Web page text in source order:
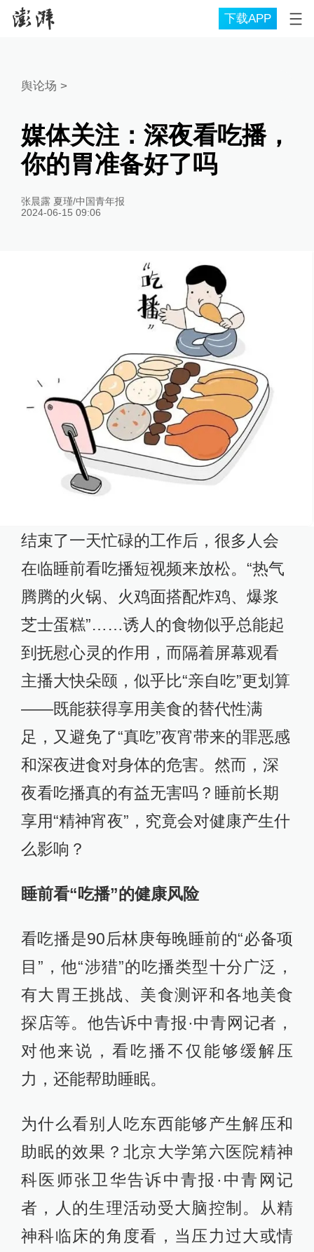
下载APP
舆论场 >
媒体关注：深夜看吃播，
你的胃准备好了吗
张晨露 夏瑾/中国青年报
2024-06-15 09:06
结束了一天忙碌的工作后，很多人会
在临睡前看吃播短视频来放松。“热气
腾腾的火锅、火鸡面搭配炸鸡、爆浆
芝士蛋糕”……诱人的食物似乎总能起
到抚慰心灵的作用，而隔着屏幕观看
主播大快朵颐，似乎比“亲自吃”更划算
——既能获得享用美食的替代性满
足，又避免了“真吃”夜宵带来的罪恶感
和深夜进食对身体的危害。然而，深
夜看吃播真的有益无害吗？睡前长期
享用“精神宵夜”，究竟会对健康产生什
么影响？
睡前看“吃播”的健康风险
看吃播是90后林庚每晚睡前的“必备项
目”，他“涉猎”的吃播类型十分广泛，
有大胃王挑战、美食测评和各地美食
探店等。他告诉中青报·中青网记者，
对他来说，看吃播不仅能够缓解压
力，还能帮助睡眠。
为什么看别人吃东西能够产生解压和
助眠的效果？北京大学第六医院精神
科医师张卫华告诉中青报·中青网记
者，人的生理活动受大脑控制。从精
神科临床的角度看，当压力过大或情